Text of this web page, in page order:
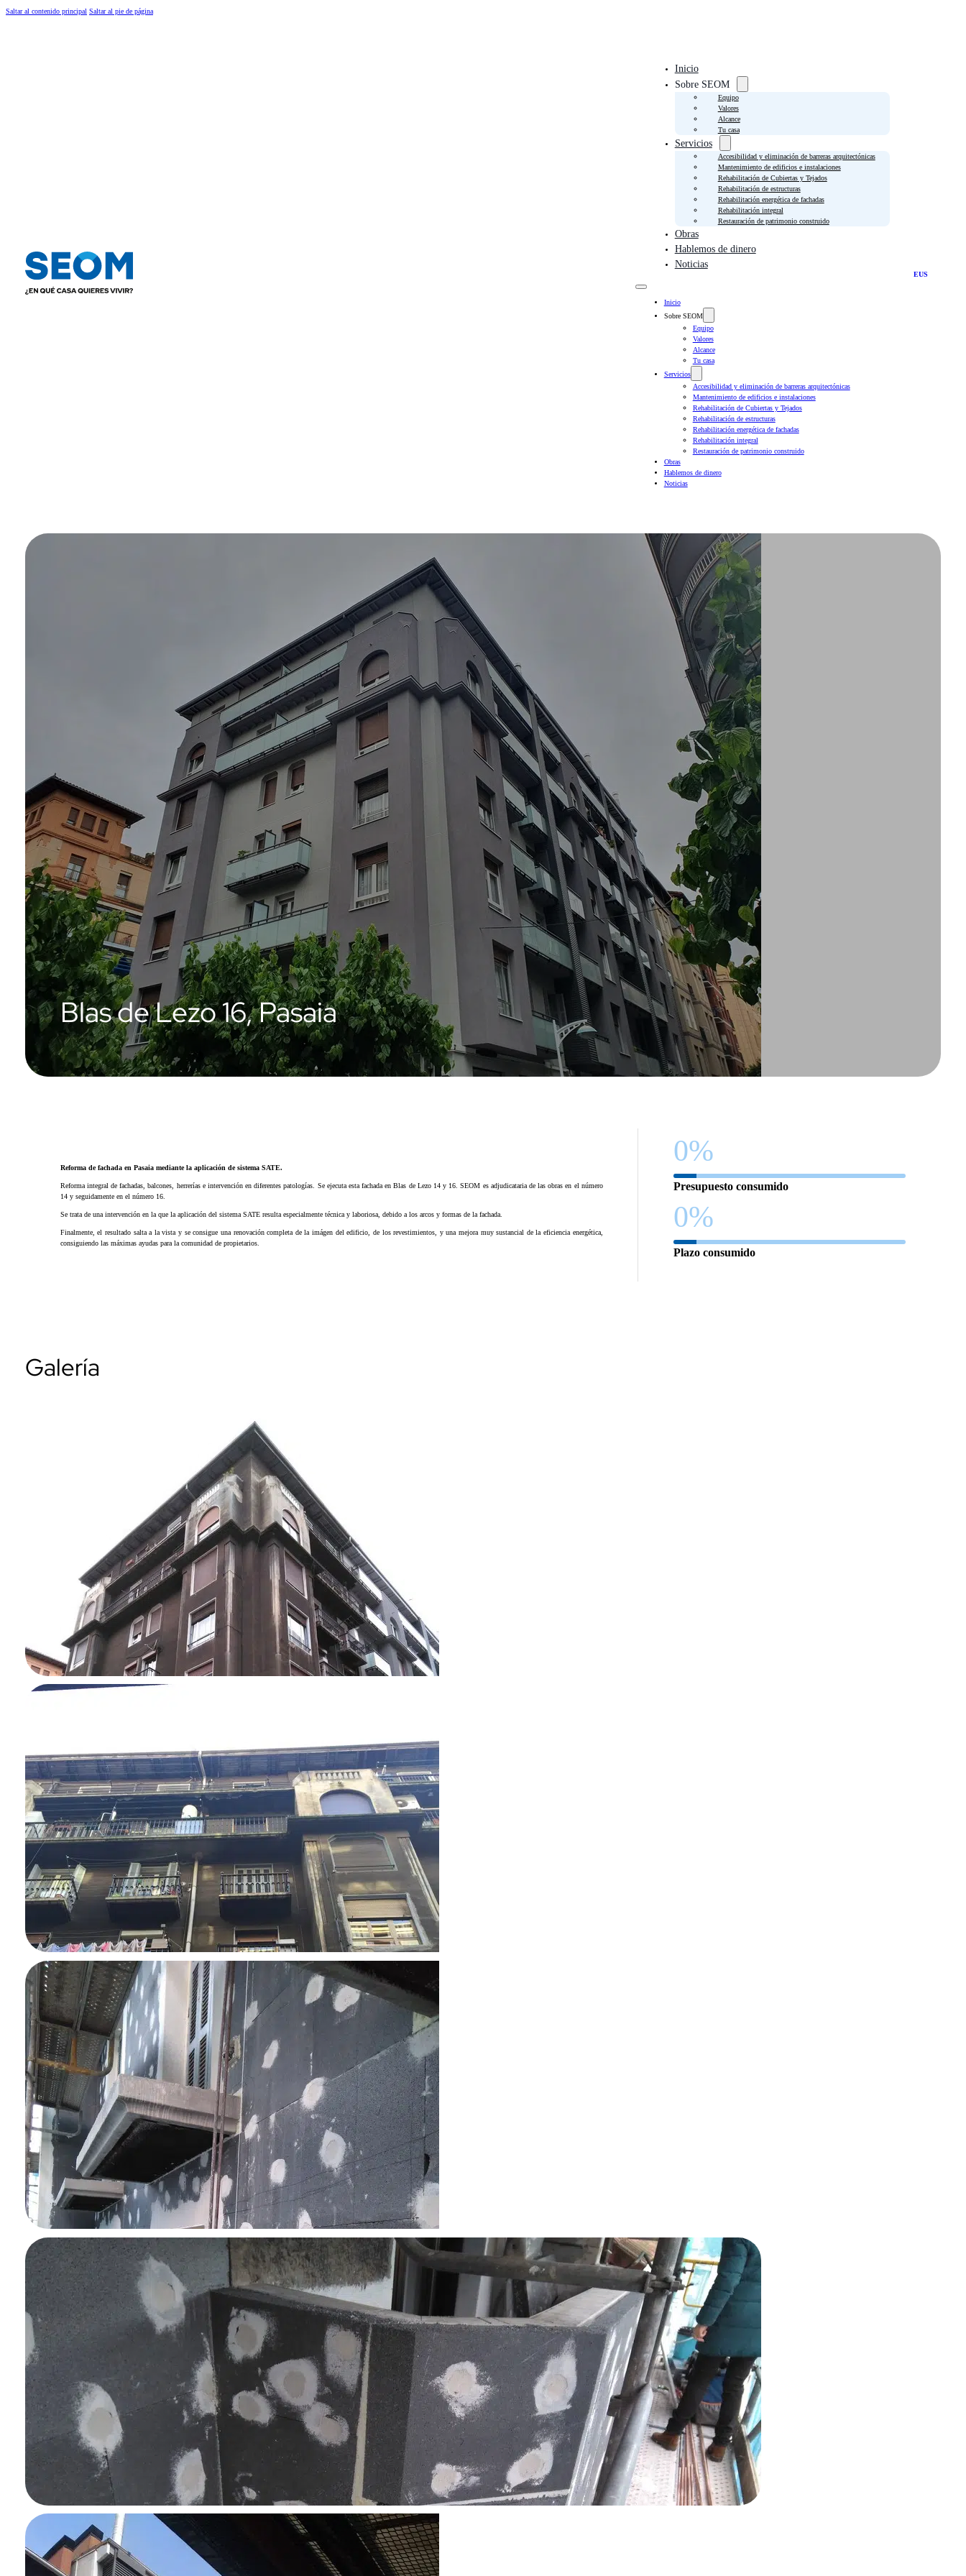
Saltar al contenido principal Saltar al pie de página
Inicio
Sobre SEOM
Equipo
Valores
Alcance
Tu casa
Servicios
Accesibilidad y eliminación de barreras arquitectónicas
Mantenimiento de edificios e instalaciones
Rehabilitación de Cubiertas y Tejados
Rehabilitación de estructuras
Rehabilitación energética de fachadas
Rehabilitación integral
Restauración de patrimonio construido
Obras
Hablemos de dinero
Noticias
Inicio
Sobre SEOM
Equipo
Valores
Alcance
Tu casa
Servicios
Accesibilidad y eliminación de barreras arquitectónicas
Mantenimiento de edificios e instalaciones
Rehabilitación de Cubiertas y Tejados
Rehabilitación de estructuras
Rehabilitación energética de fachadas
Rehabilitación integral
Restauración de patrimonio construido
Obras
Hablemos de dinero
Noticias
EUS
Blas de Lezo 16, Pasaia
Reforma de fachada en Pasaia mediante la aplicación de sistema SATE.
Reforma integral de fachadas, balcones, herrerías e intervención en diferentes patologías. Se ejecuta esta fachada en Blas de Lezo 14 y 16. SEOM es adjudicataria de las obras en el número
14 y seguidamente en el número 16.
Se trata de una intervención en la que la aplicación del sistema SATE resulta especialmente técnica y laboriosa, debido a los arcos y formas de la fachada.
Finalmente, el resultado salta a la vista y se consigue una renovación completa de la imágen del edificio, de los revestimientos, y una mejora muy sustancial de la eficiencia energética,
consiguiendo las máximas ayudas para la comunidad de propietarios.
0%
Presupuesto consumido
0%
Plazo consumido
Galería